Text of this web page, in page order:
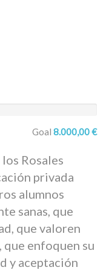
Goal 8.000,00 €
Rosales
privada
alumnos
sanas, que
que valoren
enfoquen su
y aceptación